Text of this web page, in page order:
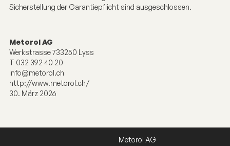
Sicherstellung der Garantiepflicht sind ausgeschlossen.
Metorol AG
Werkstrasse 733250 Lyss
T 032 392 40 20
info@metorol.ch
http://www.metorol.ch/
30. März 2026
Metorol AG